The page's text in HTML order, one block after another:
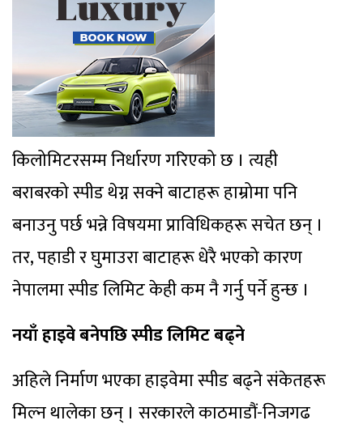
किलोमिटरसम्म निर्धारण गरिएको छ । त्यही
बराबरको स्पीड थेग्न सक्ने बाटाहरू हाम्रोमा पनि
बनाउनु पर्छ भन्ने विषयमा प्राविधिकहरू सचेत छन् ।
तर, पहाडी र घुमाउरा बाटाहरू धेरै भएको कारण
नेपालमा स्पीड लिमिट केही कम नै गर्नु पर्ने हुन्छ ।
नयाँ हाइवे बनेपछि स्पीड लिमिट बढ्ने
अहिले निर्माण भएका हाइवेमा स्पीड बढ्ने संकेतहरू
मिल्न थालेका छन् । सरकारले काठमाडौं-निजगढ